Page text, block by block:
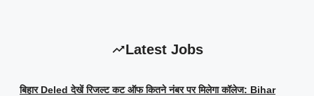
Latest Jobs
बिहार Deled देखें रिजल्ट कट ऑफ कितने नंबर पर मिलेगा कॉलेज: Bihar